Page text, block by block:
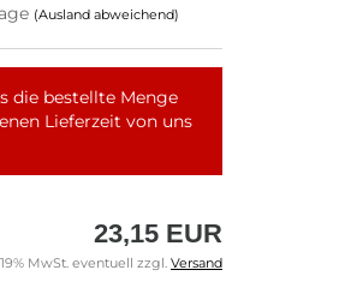
(Ausland abweichend)
die bestellte Menge
Lieferzeit von uns
23,15 EUR
MwSt. eventuell zzgl. Versand